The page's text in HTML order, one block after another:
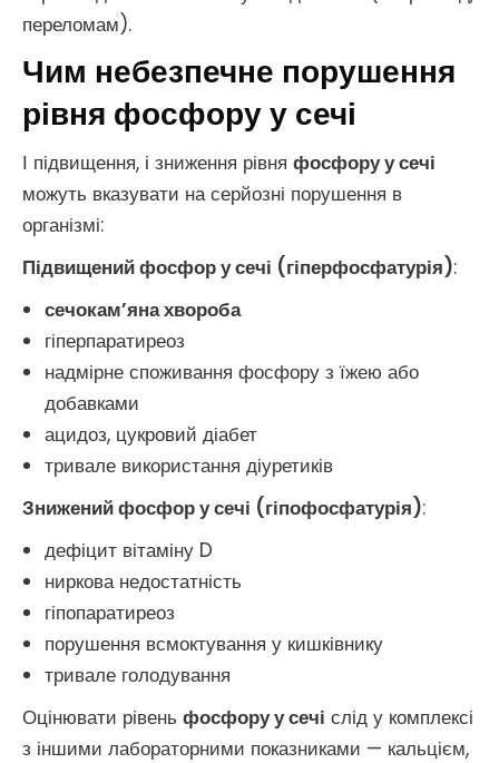
переломам).
Чим небезпечне порушення
рівня фосфору у сечі
І підвищення, і зниження рівня фосфору у сечі
можуть вказувати на серйозні порушення в
організмі:
Підвищений фосфор у сечі (гіперфосфатурія):
сечокам’яна хвороба
гіперпаратиреоз
надмірне споживання фосфору з їжею або
добавками
ацидоз, цукровий діабет
тривале використання діуретиків
Знижений фосфор у сечі (гіпофосфатурія):
дефіцит вітаміну D
ниркова недостатність
гіпопаратиреоз
порушення всмоктування у кишківнику
тривале голодування
Оцінювати рівень фосфору у сечі слід у комплексі
з іншими лабораторними показниками — кальцієм,